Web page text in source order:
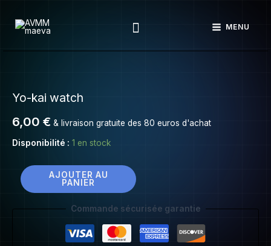
Rechercher MENU
Yo-kai watch
6,00 € & livraison gratuite des 80 euros d'achat
Disponibilité : 1 en stock
Yo-
watch
AJOUTER AU
PANIER
Commande sécurisée garantie
watch